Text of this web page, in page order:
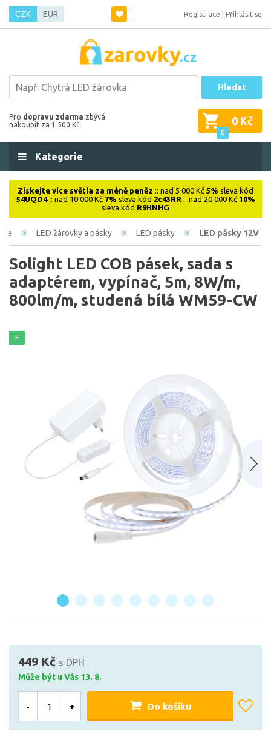
CZK EUR Registrace Přihlásit se
Hledat
Pro dopravu zdarma zbývá
nakoupit za 1 500 Kč
0
0 Kč
Kategorie
Získejte více světla za méně peněz :: nad 5 000 Kč 5% sleva kód
54UQD4:: nad 10 000 Kč 7% sleva kód 2c43RR :: nad 20 000 Kč 10%
sleva kód R9HNHG
LED žárovky a pásky LED pásky LED pásky 12V
Solight LED COB pásek, sada s
adaptérem, vypínač, 5m, 8W/m,
800lm/m, studená bílá WM59-CW
F
449 Kč s DPH
Může být u Vás 13. 8.
- + Do košíku